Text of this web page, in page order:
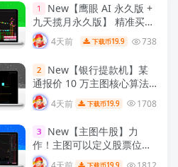
1 New 【鹰眼 AI 永久版 +
九天揽月永久版】 精准买卖
拐点 九维共振过滤假信号
通达信双指标完整分析与实
战用法 解密
列】
4天前 下载币19.9 738
2 New 【银行提款机】某
通报价 10 万主图核心算法
｜雷同同源复刻版，核心交
易信号逻辑一致，通达信主
【实战指标系列】
4天前 下载币19.9 1708
3 New 【主图牛股】力
作！主图可以定义股票位置
高低，定义是否牛股《通达
19.9